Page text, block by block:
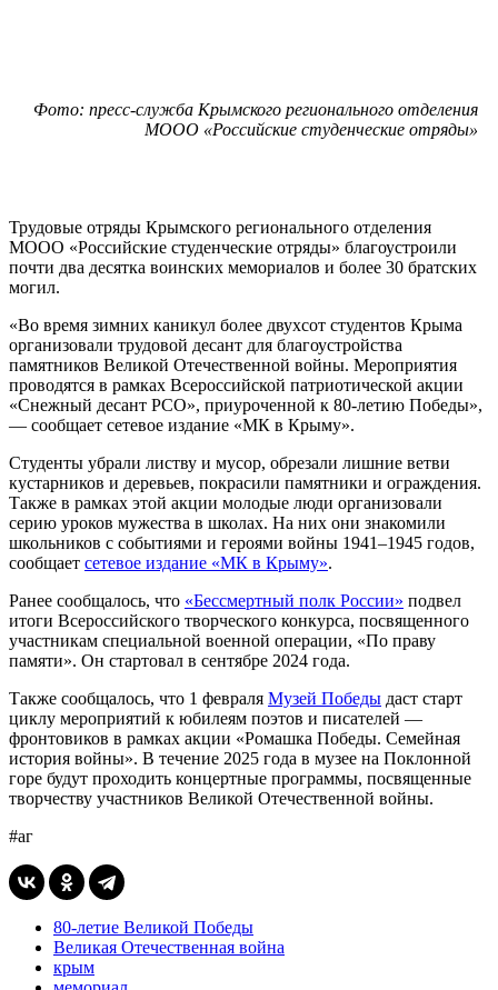
Фото: пресс-служба Крымского регионального отделения
МООО «Российские студенческие отряды»
Трудовые отряды Крымского регионального отделения
МООО «Российские студенческие отряды» благоустроили
почти два десятка воинских мемориалов и более 30 братских
могил.
«Во время зимних каникул более двухсот студентов Крыма
организовали трудовой десант для благоустройства
памятников Великой Отечественной войны. Мероприятия
проводятся в рамках Всероссийской патриотической акции
«Снежный десант РСО», приуроченной к 80-летию Победы»,
— сообщает сетевое издание «МК в Крыму».
Студенты убрали листву и мусор, обрезали лишние ветви
кустарников и деревьев, покрасили памятники и ограждения.
Также в рамках этой акции молодые люди организовали
серию уроков мужества в школах. На них они знакомили
школьников с событиями и героями войны 1941–1945 годов,
сообщает сетевое издание «МК в Крыму».
Ранее сообщалось, что «Бессмертный полк России» подвел
итоги Всероссийского творческого конкурса, посвященного
участникам специальной военной операции, «По праву
памяти». Он стартовал в сентябре 2024 года.
Также сообщалось, что 1 февраля Музей Победы даст старт
циклу мероприятий к юбилеям поэтов и писателей —
фронтовиков в рамках акции «Ромашка Победы. Семейная
история войны». В течение 2025 года в музее на Поклонной
горе будут проходить концертные программы, посвященные
творчеству участников Великой Отечественной войны.
#аг
80-летие Великой Победы
Великая Отечественная война
крым